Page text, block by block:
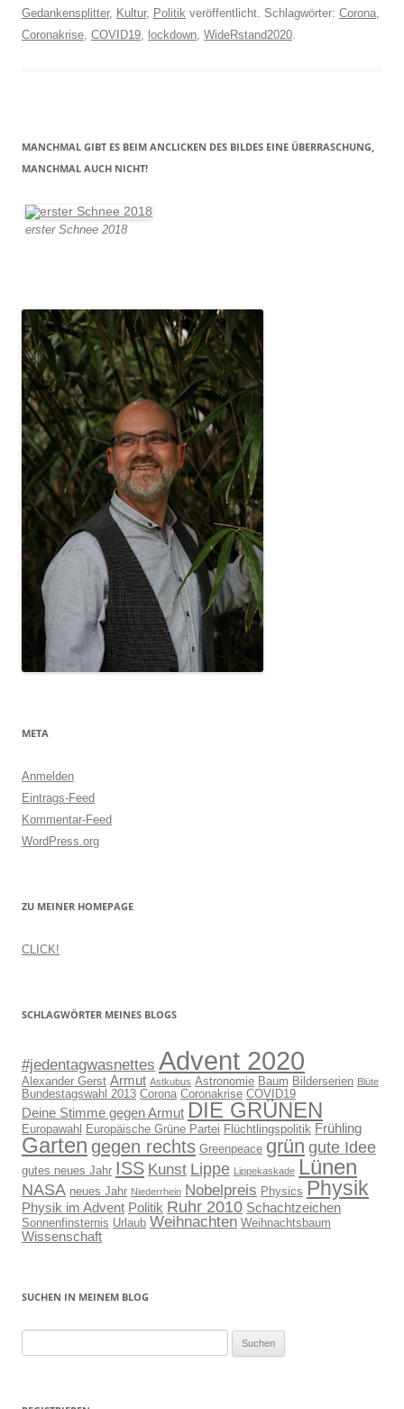
Gedankensplitter, Kultur, Politik veröffentlicht. Schlagwörter: Corona,
Coronakrise, COVID19, lockdown, WideRstand2020.
MANCHMAL GIBT ES BEIM ANCLICKEN DES BILDES EINE ÜBERRASCHUNG,
MANCHMAL AUCH NICHT!
erster Schnee 2018
META
Anmelden
Eintrags-Feed
Kommentar-Feed
WordPress.org
ZU MEINER HOMEPAGE
CLICK!
SCHLAGWÖRTER MEINES BLOGS
#jedentagwasnettes Advent 2020
Alexander Gerst Armut Astkubus Astronomie Baum Bilderserien Blüte
Bundestagswahl 2013 Corona Coronakrise COVID19
Deine Stimme gegen Armut DIE GRÜNEN
Europawahl Europäische Grüne Partei Flüchtlingspolitik Frühling
Garten gegen rechts Greenpeace grün gute Idee
gutes neues Jahr ISS Kunst Lippe Lippekaskade Lünen
NASA neues Jahr Niederrhein Nobelpreis Physics Physik
Physik im Advent Politik Ruhr 2010 Schachtzeichen
Sonnenfinsternis Urlaub Weihnachten Weihnachtsbaum
Wissenschaft
SUCHEN IN MEINEM BLOG